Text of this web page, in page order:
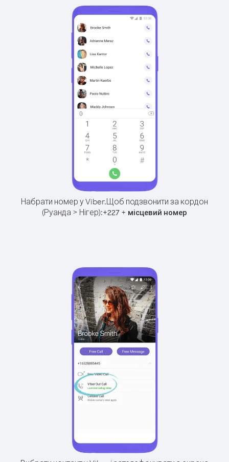
Набрати номер у Viber.Щоб подзвонити за кордон
(Руанда > Нігер):+227 + місцевий номер